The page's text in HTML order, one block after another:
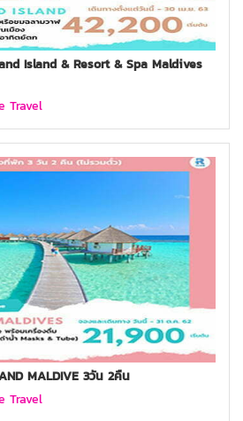
Island & Resort & Spa Maldives
Travel
MALDIVE 3วัน 2คืน
Travel